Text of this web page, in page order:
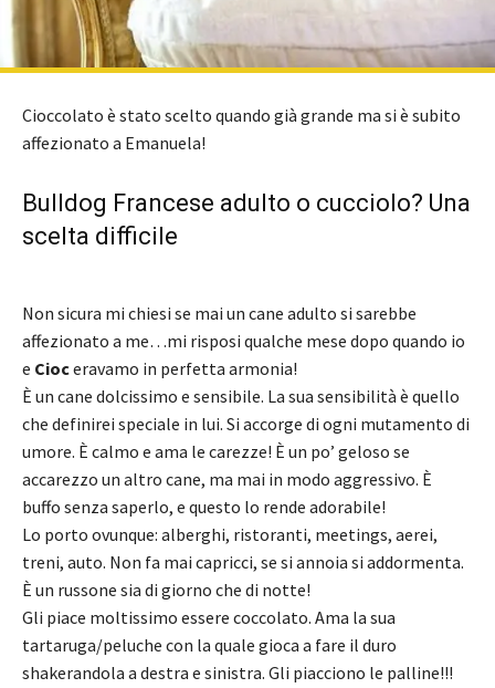
Cioccolato è stato scelto quando già grande ma si è subito
affezionato a Emanuela!
Bulldog Francese adulto o cucciolo? Una
scelta difficile
Non sicura mi chiesi se mai un cane adulto si sarebbe
affezionato a me…mi risposi qualche mese dopo quando io
e Cioceravamo in perfetta armonia!
È un cane dolcissimo e sensibile. La sua sensibilità è quello
che definirei speciale in lui. Si accorge di ogni mutamento di
umore. È calmo e ama le carezze! È un po’ geloso se
accarezzo un altro cane, ma mai in modo aggressivo. È
buffo senza saperlo, e questo lo rende adorabile!
Lo porto ovunque: alberghi, ristoranti, meetings, aerei,
treni, auto. Non fa mai capricci, se si annoia si addormenta.
È un russone sia di giorno che di notte!
Gli piace moltissimo essere coccolato. Ama la sua
tartaruga/peluche con la quale gioca a fare il duro
shakerandola a destra e sinistra. Gli piacciono le palline!!!